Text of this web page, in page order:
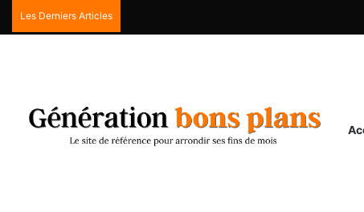
Les Derniers Articles